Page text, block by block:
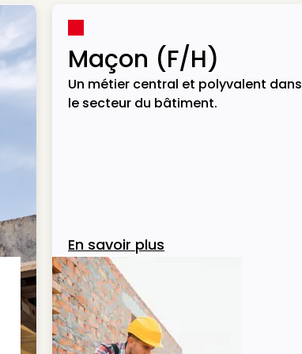
Maçon (F/H)
Un métier central et polyvalent dans
le secteur du bâtiment.
En savoir plus